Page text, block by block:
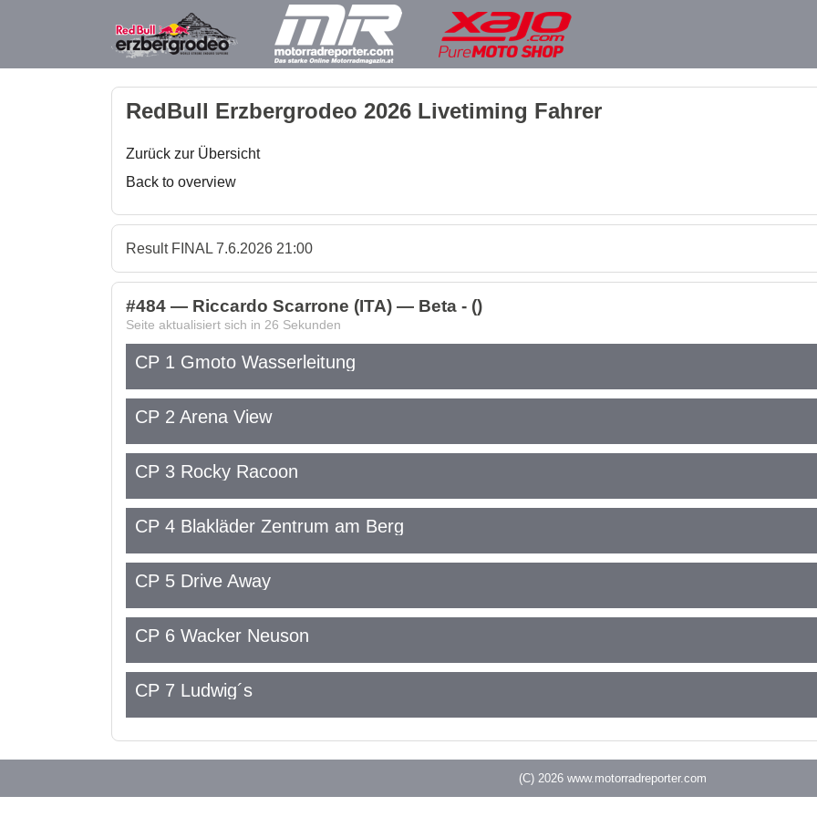
RedBull Erzbergrodeo 2026 Livetiming Fahrer
Zurück zur Übersicht
Back to overview
Result FINAL 7.6.2026 21:00
#484 — Riccardo Scarrone (ITA) — Beta - ()
Seite aktualisiert sich in 26 Sekunden
CP 1 Gmoto Wasserleitung
CP 2 Arena View
CP 3 Rocky Racoon
CP 4 Blakläder Zentrum am Berg
CP 5 Drive Away
CP 6 Wacker Neuson
CP 7 Ludwig´s
(C) 2026 www.motorradreporter.com